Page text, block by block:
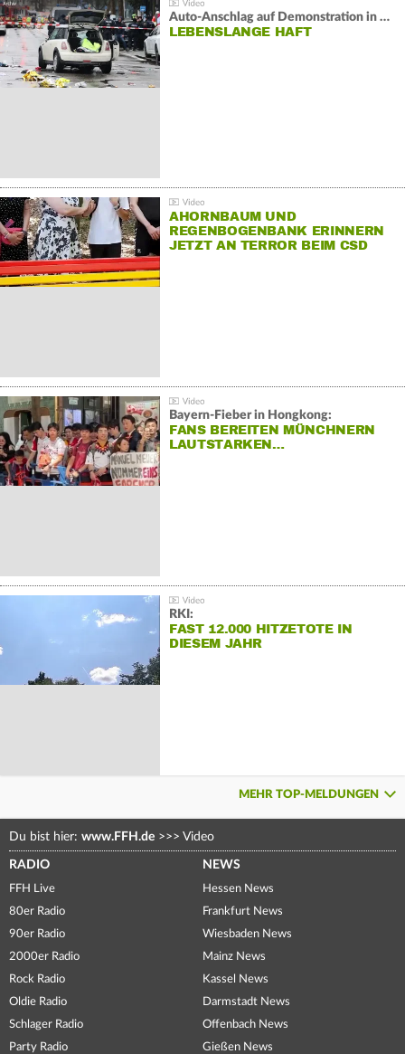
Auto-Anschlag auf Demonstration in München:
LEBENSLANGE HAFT
AHORNBAUM UND
REGENBOGENBANK ERINNERN
JETZT AN TERROR BEIM CSD
Bayern-Fieber in Hongkong:
FANS BEREITEN MÜNCHNERN
LAUTSTARKEN…
RKI:
FAST 12.000 HITZETOTE IN
DIESEM JAHR
MEHR TOP-MELDUNGEN
Du bist hier: www.FFH.de >>> Video
RADIO
FFH Live
80er Radio
90er Radio
2000er Radio
Rock Radio
Oldie Radio
Schlager Radio
Party Radio
NEWS
Hessen News
Frankfurt News
Wiesbaden News
Mainz News
Kassel News
Darmstadt News
Offenbach News
Gießen News